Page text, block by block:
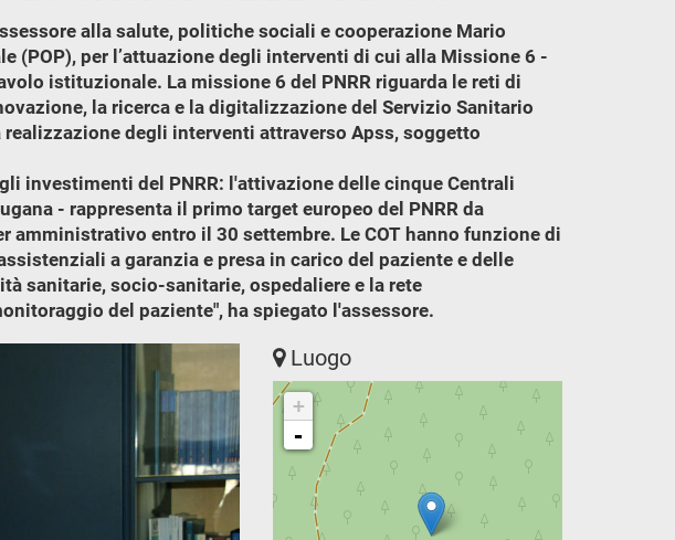
alla salute, politiche sociali e cooperazione Mario
(POP), per l’attuazione degli interventi di cui alla Missione 6 -
istituzionale. La missione 6 del PNRR riguarda le reti di
la ricerca e la digitalizzazione del Servizio Sanitario
degli interventi attraverso Apss, soggetto
investimenti del PNRR: l'attivazione delle cinque Centrali
- rappresenta il primo target europeo del PNRR da
entro il 30 settembre. Le COT hanno funzione di
a garanzia e presa in carico del paziente e delle
sanitarie, socio-sanitarie, ospedaliere e la rete
del paziente", ha spiegato l'assessore.
Luogo
+
-